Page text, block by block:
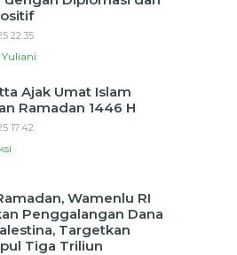
22:35
Ajak Umat Islam
Ramadan 1446 H
17:42
Wamenlu RI
Penggalangan Dana
Targetkan
Tiga Triliun